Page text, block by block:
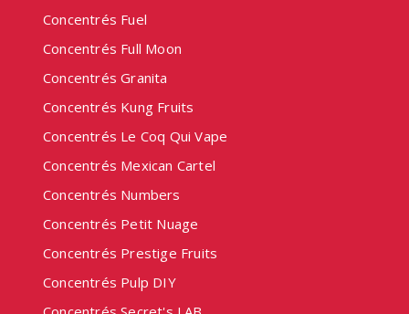
Concentrés Fuel
Concentrés Full Moon
Concentrés Granita
Concentrés Kung Fruits
Concentrés Le Coq Qui Vape
Concentrés Mexican Cartel
Concentrés Numbers
Concentrés Petit Nuage
Concentrés Prestige Fruits
Concentrés Pulp DIY